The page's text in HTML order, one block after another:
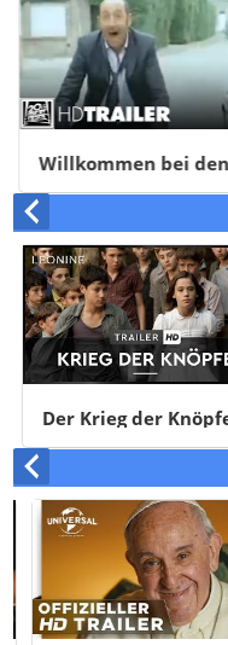
Willkommen bei den
Sch'tis
Der Krieg der Knöpfe